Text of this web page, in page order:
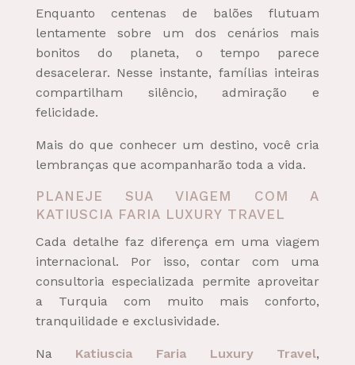
Enquanto centenas de balões flutuam
lentamente sobre um dos cenários mais
bonitos do planeta, o tempo parece
desacelerar. Nesse instante, famílias inteiras
compartilham silêncio, admiração e
felicidade.
Mais do que conhecer um destino, você cria
lembranças que acompanharão toda a vida.
PLANEJE SUA VIAGEM COM A
KATIUSCIA FARIA LUXURY TRAVEL
Cada detalhe faz diferença em uma viagem
internacional. Por isso, contar com uma
consultoria especializada permite aproveitar
a Turquia com muito mais conforto,
tranquilidade e exclusividade.
Na Katiuscia Faria Luxury Travel,